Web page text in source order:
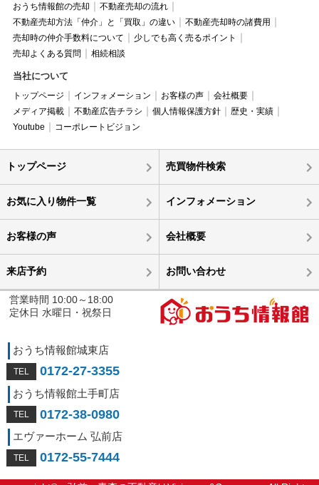
おうち情報館の売却
不動産売却の流れ
不動産売却方法「仲介」と「買取」の違い
不動産売却時の諸費用
売却時の仲介手数料について
少しでも高く売るポイント
売却よくある質問
相続相談
当社について
トップページ インフォメーション お客様の声
会社概要
メディア掲載
不動産広告チラシ 個人情報保護方針
歴史・実績
Youtube
コーポレートビジョン
トップページ 売買物件検索
お気に入り物件一覧 インフォメーション
お客様の声 会社概要
来店予約 お問い合わせ
営業時間 10:00～18:00
定休日 水曜日・祝祭日
おうち情報館城東店
0172-27-3355
おうち情報館土手町店
0172-38-0980
エヴァーホーム 弘前店
0172-55-7444